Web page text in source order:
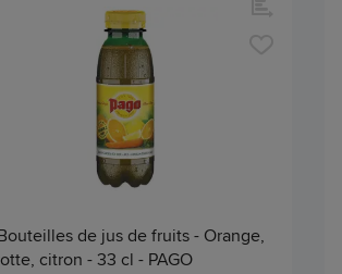
de jus de fruits - Orange,
citron - 33 cl - PAGO